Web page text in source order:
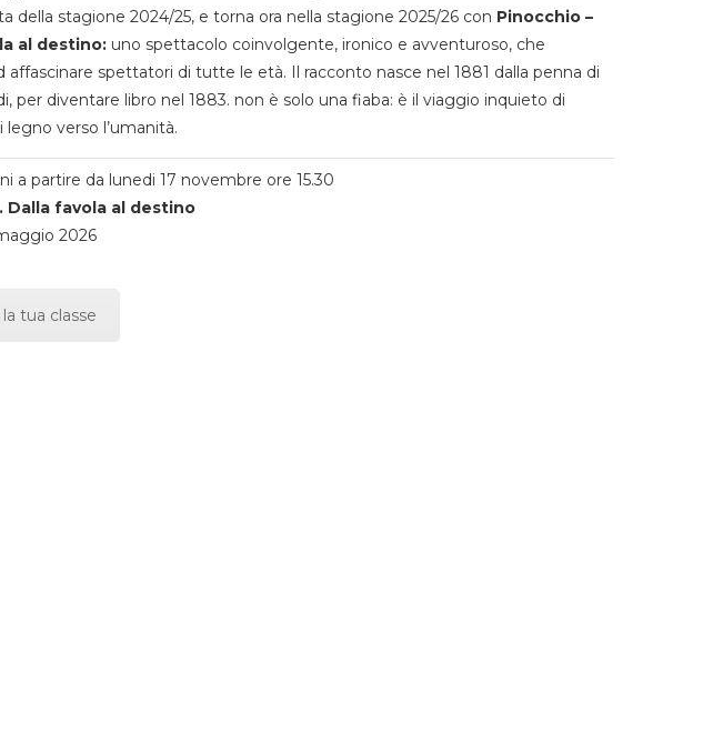
della stagione 2024/25, e torna ora nella stagione 2025/26 con Pinocchio –
al destino:uno spettacolo coinvolgente, ironico e avventuroso, che
affascinare spettatori di tutte le età. Il racconto nasce nel 1881 dalla penna di
per diventare libro nel 1883. non è solo una fiaba: è il viaggio inquieto di
legno verso l’umanità.
a partire da lunedi 17 novembre ore 15.30
Dalla favola al destino
2026
tua classe